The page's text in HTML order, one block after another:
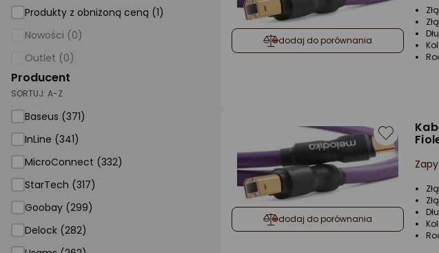
Sport i turystyka
Zabawki i dziecko
Supermarket
Strefa marek
Produkty z obniżoną ceną (1)
Nowości (0)
Outlet (0)
Producent
SORTUJ: A-Z
Baseus (371)
InLine (341)
MicroConnect (332)
StarTech (317)
Goobay (299)
Delock (282)
dodaj do porównania
dodaj do porównania